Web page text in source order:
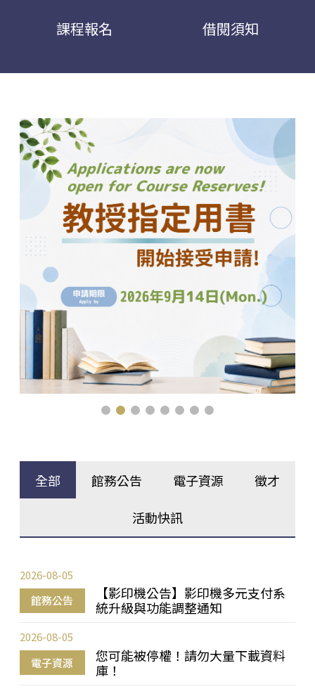
課程報名 借閱須知
全部 館務公告 電子資源 徵才
活動快訊
館務公告
【影印機公告】影印機多元支付系
統升級與功能調整通知
2026-08-05
電子資源
您可能被停權！請勿大量下載資料
庫！
2026-08-05